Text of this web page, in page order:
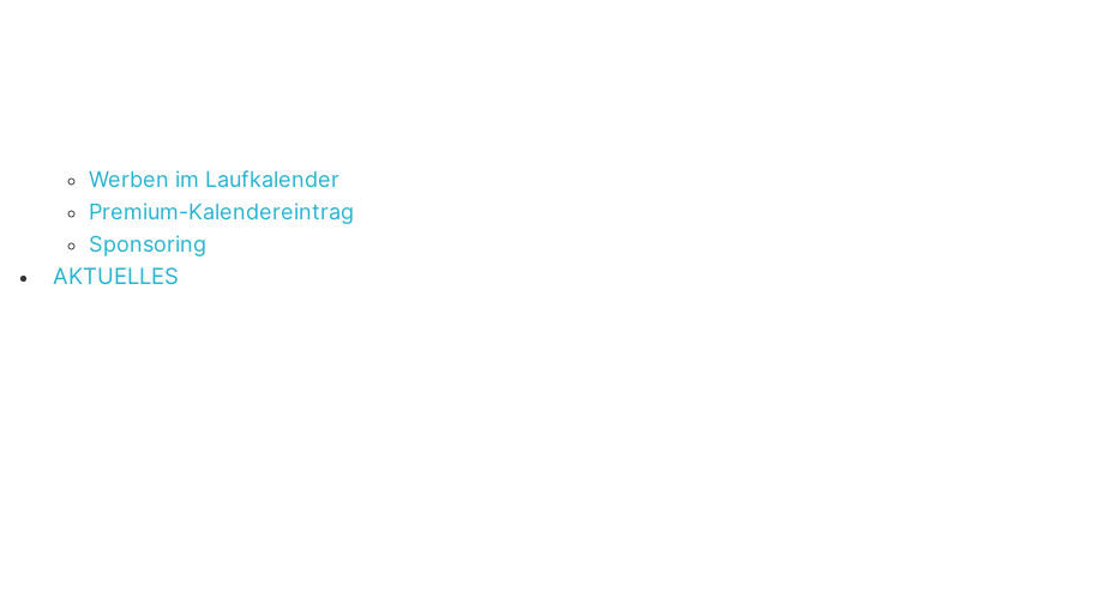
Werben im Laufkalender
Premium-Kalendereintrag
Sponsoring
AKTUELLES